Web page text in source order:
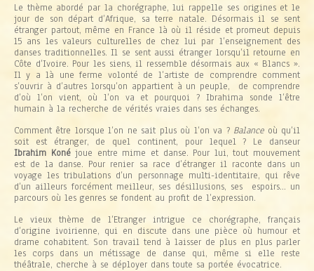
Le thème abordé par la chorégraphe, lui rappelle ses origines et le
jour de son départ d’Afrique, sa terre natale. Désormais il se sent
étranger partout, même en France là où il réside et promeut depuis
15 ans les valeurs culturelles de chez lui par l’enseignement des
danses traditionnelles. Il se sent aussi étranger lorsqu’il retourne en
Côte d’Ivoire. Pour les siens, il ressemble désormais aux « Blancs ».
Il y a là une ferme volonté de l’artiste de comprendre comment
s’ouvrir à d’autres lorsqu’on appartient à un peuple, de comprendre
d’où l’on vient, où l’on va et pourquoi ? Ibrahima sonde l’être
humain à la recherche de vérités vraies dans ses échanges.
Comment être lorsque l’on ne sait plus où l’on va ? Balanceoù qu’il
soit est étranger, de quel continent, pour lequel ? Le danseur
Ibrahim Konéjoue entre mime et danse. Pour lui, tout mouvement
est de la danse. Pour renier sa race d’étranger il raconte dans un
voyage les tribulations d’un personnage multi-identitaire, qui rêve
d’un ailleurs forcément meilleur, ses désillusions, ses espoirs… un
parcours où les genres se fondent au profit de l’expression.
Le vieux thème de l’Etranger intrigue ce chorégraphe, français
d’origine ivoirienne, qui en discute dans une pièce où humour et
drame cohabitent. Son travail tend à laisser de plus en plus parler
les corps dans un métissage de danse qui, même si elle reste
théâtrale, cherche à se déployer dans toute sa portée évocatrice.